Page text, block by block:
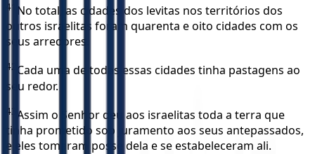
41 No total, as cidades dos levitas nos territórios dos
outros israelitas foram quarenta e oito cidades com os
seus arredores.
42 Cada uma de todas essas cidades tinha pastagens ao
seu redor.
43 Assim o Senhor deu aos israelitas toda a terra que
tinha prometido sob juramento aos seus antepassados,
e eles tomaram posse dela e se estabeleceram ali.